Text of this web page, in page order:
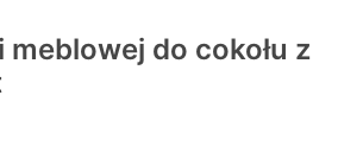
meblowej do cokołu z